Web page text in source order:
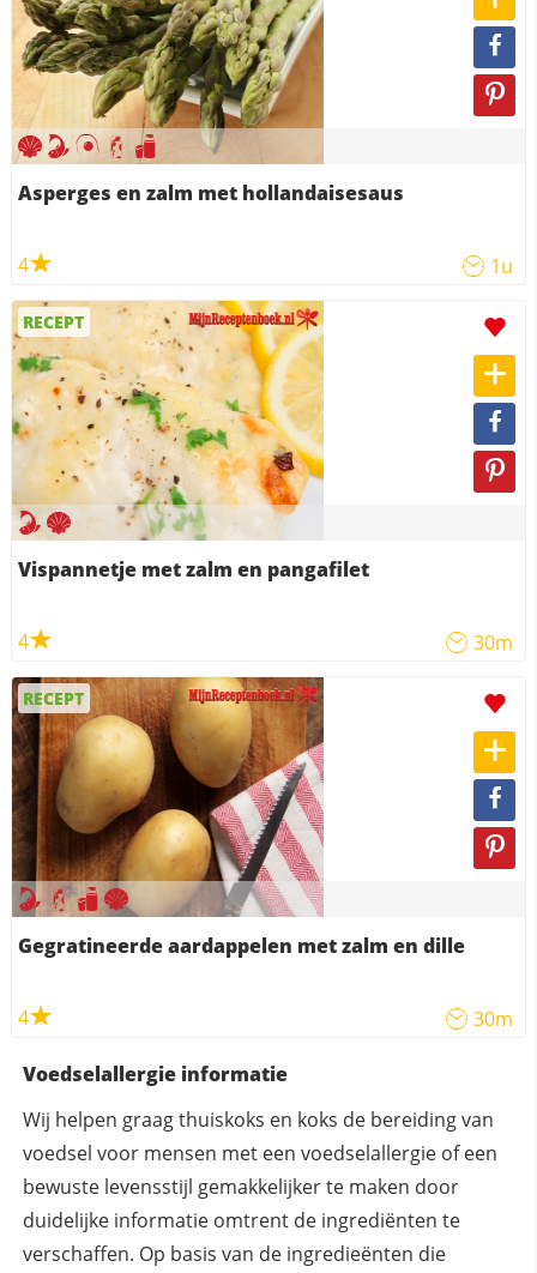
Asperges en zalm met hollandaisesaus
4 1u
RECEPT
Vispannetje met zalm en pangafilet
4 30m
RECEPT
Gegratineerde aardappelen met zalm en dille
4 30m
Voedselallergie informatie
Wij helpen graag thuiskoks en koks de bereiding van
voedsel voor mensen met een voedselallergie of een
bewuste levensstijl gemakkelijker te maken door
duidelijke informatie omtrent de ingrediënten te
verschaffen. Op basis van de ingredieënten die